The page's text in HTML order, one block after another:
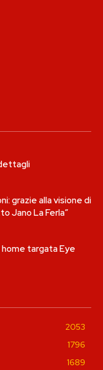
grazie alla visione di
Jano La Ferla”
home targata Eye
2053
1796
1689